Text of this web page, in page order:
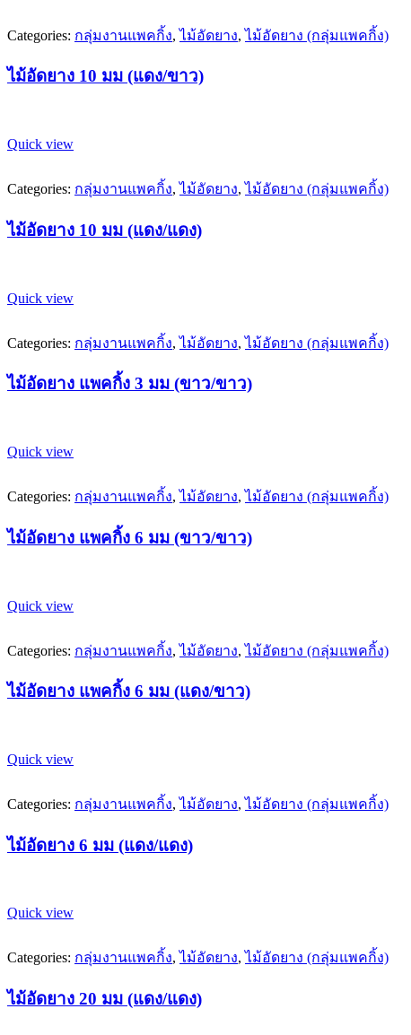
Categories: กลุ่มงานแพคกิ้ง,ไม้อัดยาง,ไม้อัดยาง (กลุ่มแพคกิ้ง)
ไม้อัดยาง 10 มม (แดง/ขาว)
Quick view
Categories: กลุ่มงานแพคกิ้ง,ไม้อัดยาง,ไม้อัดยาง (กลุ่มแพคกิ้ง)
ไม้อัดยาง 10 มม (แดง/แดง)
Quick view
Categories: กลุ่มงานแพคกิ้ง,ไม้อัดยาง,ไม้อัดยาง (กลุ่มแพคกิ้ง)
ไม้อัดยาง แพคกิ้ง 3 มม (ขาว/ขาว)
Quick view
Categories: กลุ่มงานแพคกิ้ง,ไม้อัดยาง,ไม้อัดยาง (กลุ่มแพคกิ้ง)
ไม้อัดยาง แพคกิ้ง 6 มม (ขาว/ขาว)
Quick view
Categories: กลุ่มงานแพคกิ้ง,ไม้อัดยาง,ไม้อัดยาง (กลุ่มแพคกิ้ง)
ไม้อัดยาง แพคกิ้ง 6 มม (แดง/ขาว)
Quick view
Categories: กลุ่มงานแพคกิ้ง,ไม้อัดยาง,ไม้อัดยาง (กลุ่มแพคกิ้ง)
ไม้อัดยาง 6 มม (แดง/แดง)
Quick view
Categories: กลุ่มงานแพคกิ้ง,ไม้อัดยาง,ไม้อัดยาง (กลุ่มแพคกิ้ง)
ไม้อัดยาง 20 มม (แดง/แดง)